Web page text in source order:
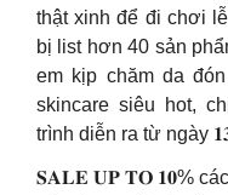
thật xinh để đi chơi
bị list hơn 40 sản
em kịp chăm da
skincare siêu hot,
trình diễn ra từ ngày
𝐒𝐀𝐋𝐄 𝐔𝐏 𝐓𝐎 𝟏𝟎% các